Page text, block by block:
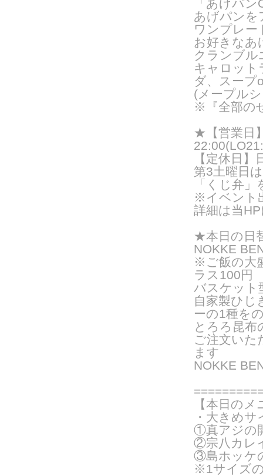
「あげパ
あげパンを
ワンプレー
お好きなあ
クランブル
キャロット
ダ、スープ
(メープル
※『全部の
★【営業日
【定休日
第3土曜日
「くじ弁
※イベント
詳細は当
★本日の日
NOKKE
※ご飯の大
ラス100円
バスケット
自家製ひじ
ーの1種を
とろろ昆布
ご注文いた
ま す
NOKKE
【本日のメ
・大きめ
①真アジの
②宗八カレ
③島ホッケ
※1サイズ